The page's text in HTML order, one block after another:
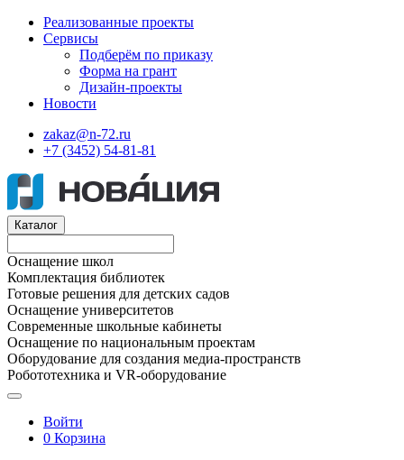
Реализованные проекты
Сервисы
Подберём по приказу
Форма на грант
Дизайн-проекты
Новости
zakaz@n-72.ru
+7 (3452) 54-81-81
Каталог
Оснащение школ
Комплектация библиотек
Готовые решения для детских садов
Оснащение университетов
Современные школьные кабинеты
Оснащение по национальным проектам
Оборудование для создания медиа-пространств
Робототехника и VR-оборудование
Войти
0 Корзина